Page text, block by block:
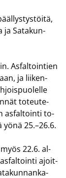
ja Sa­ta­kun­
As­fal­toin­tien
ja lii­ken­
to­teu­te­
as­fal­toin­ti to­
25.–26.6.
22.6. al­
as­fal­toin­ti ajoit­